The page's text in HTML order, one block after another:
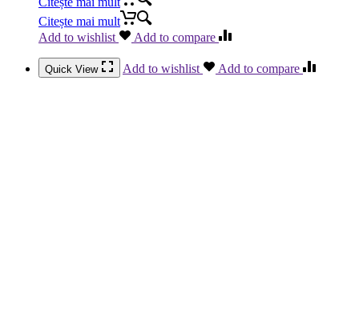
Citește mai mult
Add to wishlist
Add to compare
Quick View Add to wishlist Add to compare